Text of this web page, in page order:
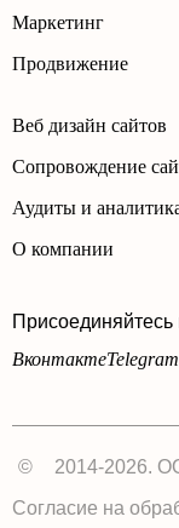
Маркетинг
Продвижение
Веб дизайн сайтов
Сопровождение
Аудиты и
О компании
Присоединяйтесь
ВконтактеTelegram
©
2014-2026.
Согласие на